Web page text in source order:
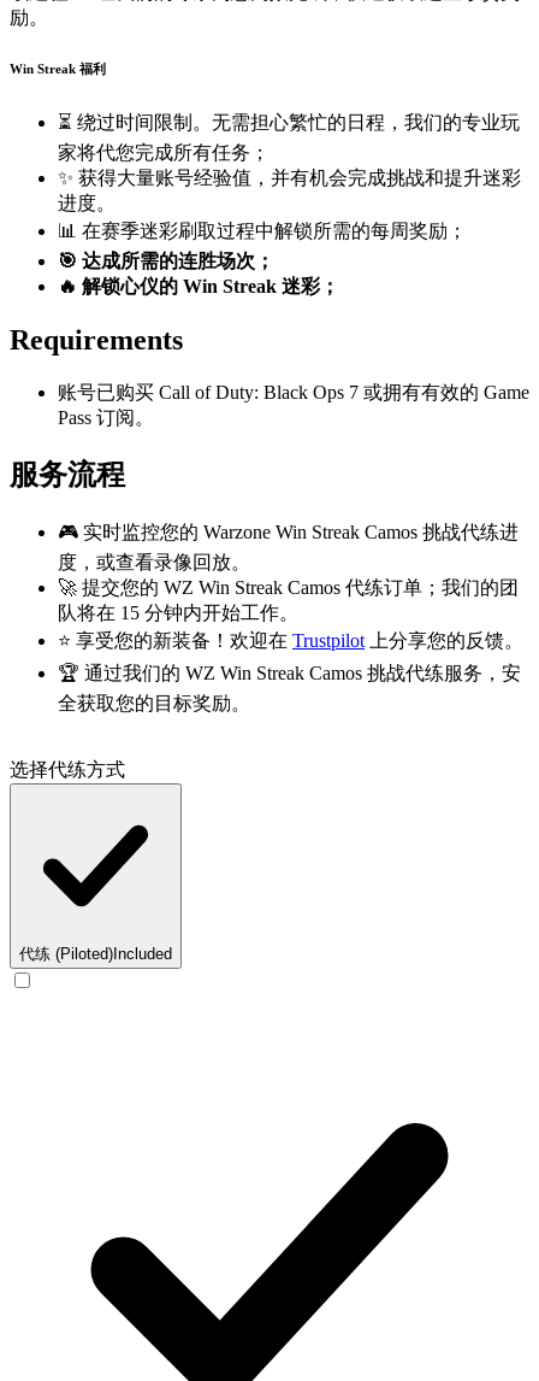
励。
Win Streak 福利
⏳ 绕过时间限制。无需担心繁忙的日程，我们的专业玩
家将代您完成所有任务；
✨ 获得大量账号经验值，并有机会完成挑战和提升迷彩
进度。
📊 在赛季迷彩刷取过程中解锁所需的每周奖励；
🎯 达成所需的连胜场次；
🔥 解锁心仪的 Win Streak 迷彩；
Requirements
账号已购买 Call of Duty: Black Ops 7 或拥有有效的 Game
Pass 订阅。
服务流程
🎮 实时监控您的 Warzone Win Streak Camos 挑战代练进
度，或查看录像回放。
🚀 提交您的 WZ Win Streak Camos 代练订单；我们的团
队将在 15 分钟内开始工作。
⭐ 享受您的新装备！欢迎在 Trustpilot 上分享您的反馈。
🏆 通过我们的 WZ Win Streak Camos 挑战代练服务，安
全获取您的目标奖励。
选择代练方式
代练 (Piloted) Included